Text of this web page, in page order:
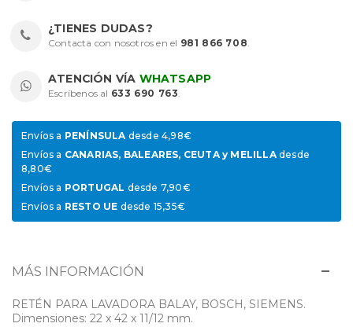
¿TIENES DUDAS?
Contacta con nosotros en el 981 866 708.
ATENCIÓN VÍA WHATSAPP
Escríbenos al 633 690 763.
Envíos a PENÍNSULAdesde 4,98€
Envíos a CANARIAS, BALEARES, CEUTA y MELILLAdesde
8,80€
Envíos a PORTUGAL desde 7,90€
Envíos a RESTO UE desde 15,35€
MÁS INFORMACIÓN
RETÉN PARA LAVADORA BALAY, BOSCH, SIEMENS.
Dimensiones: 22 x 42 x 11/12 mm.